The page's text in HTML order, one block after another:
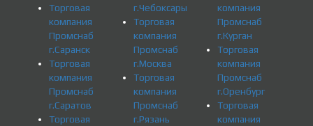
Торговая
компания
Промснаб
г.Саранск
Торговая
компания
Промснаб
г.Саратов
Торговая
г.Чебоксары
Торговая
компания
Промснаб
г.Москва
Торговая
компания
Промснаб
г.Рязань
компания
Промснаб
г.Курган
Торговая
компания
Промснаб
г.Оренбург
Торговая
компания